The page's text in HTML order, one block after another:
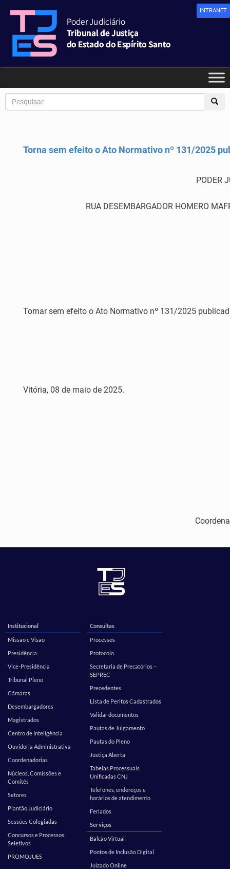
INTRANET
Torna sem efeito o Ato Normativo nº 131/2025
PODER
RUA DESEMBARGADOR HOMERO
Tornar sem efeito o Ato Normativo nº 131/2025
Vitória, 08 de maio de 2025.
Institucional
Missão e Visão
Presidência
Vice-Presidência
Tribunal Pleno
Câmaras
Desembargadores
Magistrados
Centro de Inteligência
Ouvidoria Administrativa
Coordenadorias
Núcleos, Comissões e
Comitês
Setores
Plantão Judiciário
Sessões Colegiadas
Concursos e Processos
Seletivos
PROMOJUES
Consultas
Processos
Protocolo
Secretaria de Precatórios –
SEPREC
Precedentes
Lista de Peritos Cadastrados
Validar documentos
Pautas de Julgamento
Pautas do Pleno
Justiça Aberta
Tabelas Processuais
Unificadas CNJ
Telefones, endereços e
horários de atendimento
Feriados
Serviços
Balcão Virtual
Pontos de Inclusão Digital
Juizado Online